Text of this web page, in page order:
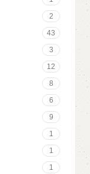
2
43
3
12
8
6
9
1
1
1